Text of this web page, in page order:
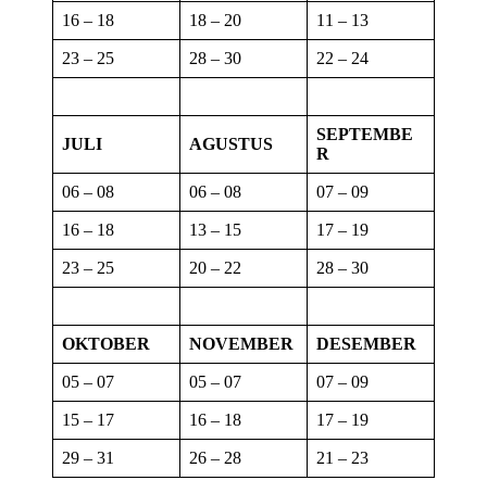
16 – 18 18 – 20 11 – 13
23 – 25 28 – 30 22 – 24
JULI AGUSTUS
SEPTEMBE
R
06 – 08 06 – 08 07 – 09
16 – 18 13 – 15 17 – 19
23 – 25 20 – 22 28 – 30
OKTOBER NOVEMBER DESEMBER
05 – 07 05 – 07 07 – 09
15 – 17 16 – 18 17 – 19
29 – 31 26 – 28 21 – 23